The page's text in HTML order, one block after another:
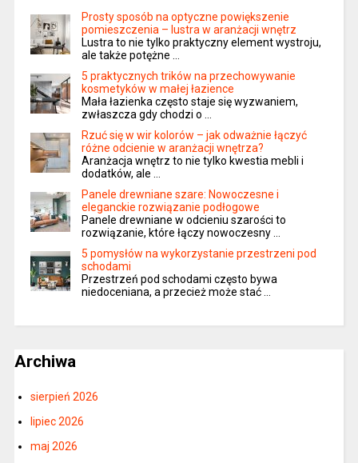
Prosty sposób na optyczne powiększenie
pomieszczenia – lustra w aranżacji wnętrz
Lustra to nie tylko praktyczny element wystroju,
ale także potężne …
5 praktycznych trików na przechowywanie
kosmetyków w małej łazience
Mała łazienka często staje się wyzwaniem,
zwłaszcza gdy chodzi o …
Rzuć się w wir kolorów – jak odważnie łączyć
różne odcienie w aranżacji wnętrza?
Aranżacja wnętrz to nie tylko kwestia mebli i
dodatków, ale …
Panele drewniane szare: Nowoczesne i
eleganckie rozwiązanie podłogowe
Panele drewniane w odcieniu szarości to
rozwiązanie, które łączy nowoczesny …
5 pomysłów na wykorzystanie przestrzeni pod
schodami
Przestrzeń pod schodami często bywa
niedoceniana, a przecież może stać …
Archiwa
sierpień 2026
lipiec 2026
maj 2026